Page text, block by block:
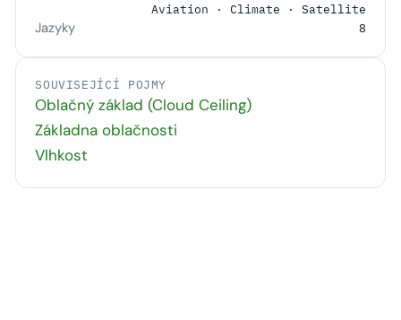
Aviation · Climate · Satellite
Jazyky 8
SOUVISEJÍCÍ POJMY
Oblačný základ (Cloud Ceiling)
Základna oblačnosti
Vlhkost